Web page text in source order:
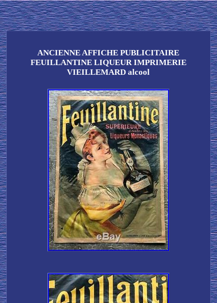
ANCIENNE AFFICHE PUBLICITAIRE
FEUILLANTINE LIQUEUR IMPRIMERIE
VIEILLEMARD alcool